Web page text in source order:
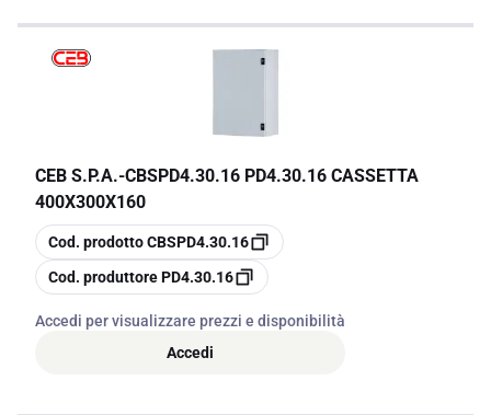
CEB S.P.A.-CBSPD4.30.16 PD4.30.16 CASSETTA
400X300X160
copia
Cod. prodottoCBSPD4.30.16
copia
Cod. produttorePD4.30.16
Accedi per visualizzare prezzi e disponibilità
Accedi